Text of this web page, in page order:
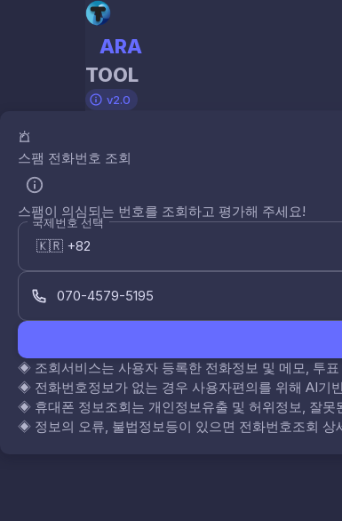
ARA
TOOL
v2.0
스팸 전화번호 조회
스팸이 의심되는 번호를 조회하고 평가해 주세요!
국제번호 선택
◈ 조회서비스는 사용자 등록한 전화정보 및 메모, 투
◈ 전화번호정보가 없는 경우 사용자편의를 위해 AI기
◈ 휴대폰 정보조회는 개인정보유출 및 허위정보, 잘
◈ 정보의 오류, 불법정보등이 있으면 전화번호조회